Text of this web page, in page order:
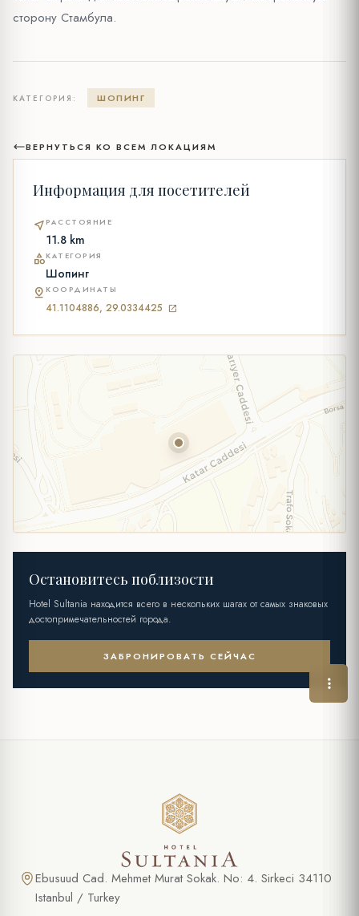
сторону Стамбула.
КАТЕГОРИЯ: ШОПИНГ
ВЕРНУТЬСЯ КО ВСЕМ ЛОКАЦИЯМ
Информация для посетителей
near_me РАССТОЯНИЕ
11.8 km
categoryКАТЕГОРИЯ
Шопинг
pin_drop КООРДИНАТЫ
41.1104886, 29.0334425 open_in_new
Остановитесь поблизости
Hotel Sultania находится всего в нескольких шагах от самых знаковых
достопримечательностей города.
ЗАБРОНИРОВАТЬ СЕЙЧАС
Ebusuud Cad. Mehmet Murat Sokak. No: 4. Sirkeci 34110
Istanbul / Turkey